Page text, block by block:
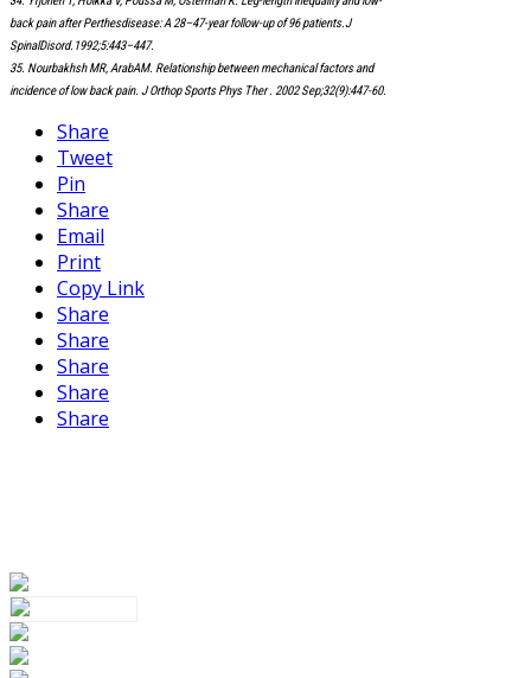
back pain after Perthesdisease: A 28–47-year follow-up of 96 patients.J
SpinalDisord.1992;5:443–447.
35. Nourbakhsh MR, ArabAM. Relationship between mechanical factors and
incidence of low back pain. J Orthop Sports Phys Ther . 2002 Sep;32(9):447-60.
Share
Tweet
Pin
Share
Email
Print
Copy Link
Share
Share
Share
Share
Share